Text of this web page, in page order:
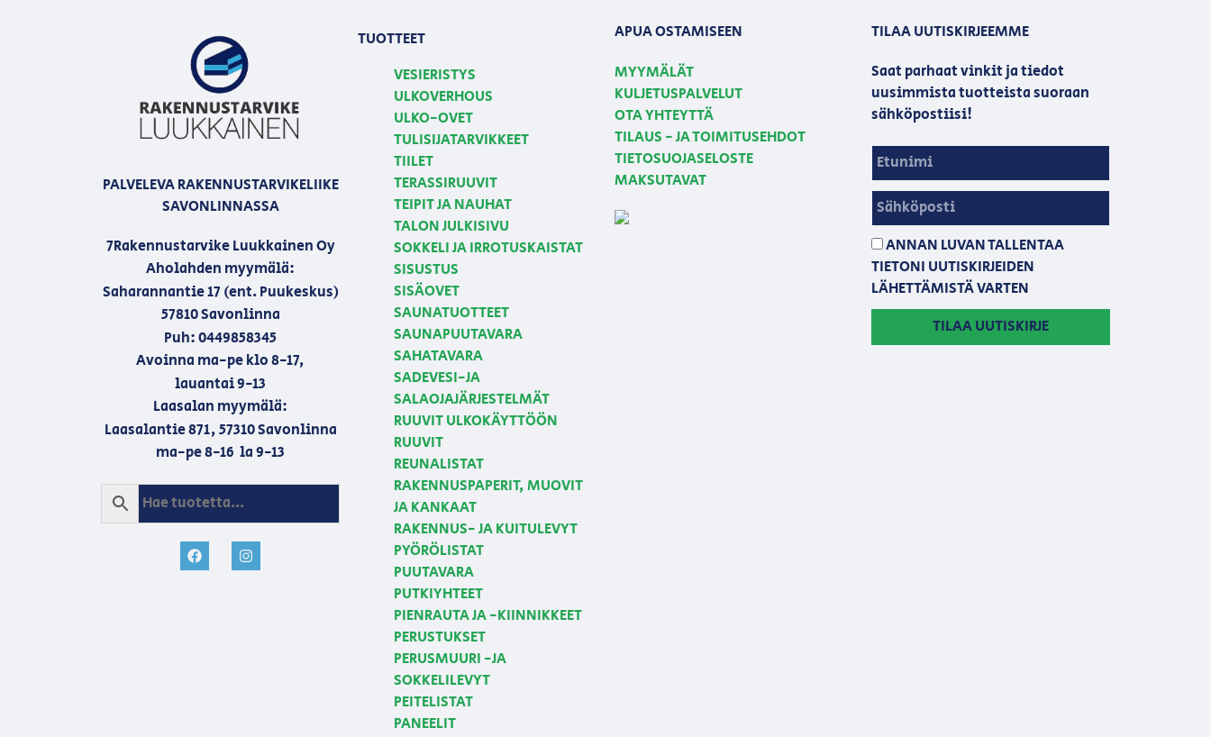
PALVELEVA RAKENNUSTARVIKELIIKE
SAVONLINNASSA
7Rakennustarvike Luukkainen Oy
Aholahden myymälä:
Saharannantie 17 (ent. Puukeskus)
57810 Savonlinna
Puh: 0449858345
Avoinna ma-pe klo 8-17,
lauantai 9-13
Laasalan myymälä:
Laasalantie 871, 57310 Savonlinna
ma-pe 8-16 la 9-13
TUOTTEET
VESIERISTYS
ULKOVERHOUS
ULKO-OVET
TULISIJATARVIKKEET
TIILET
TERASSIRUUVIT
TEIPIT JA NAUHAT
TALON JULKISIVU
SOKKELI JA IRROTUSKAISTAT
SISUSTUS
SISÄOVET
SAUNATUOTTEET
SAUNAPUUTAVARA
SAHATAVARA
SADEVESI-JA
SALAOJAJÄRJESTELMÄT
RUUVIT ULKOKÄYTTÖÖN
RUUVIT
REUNALISTAT
RAKENNUSPAPERIT, MUOVIT
JA KANKAAT
RAKENNUS- JA KUITULEVYT
PYÖRÖLISTAT
PUUTAVARA
PUTKIYHTEET
PIENRAUTA JA -KIINNIKKEET
PERUSTUKSET
PERUSMUURI -JA
SOKKELILEVYT
PEITELISTAT
PANEELIT
APUA OSTAMISEEN
MYYMÄLÄT
KULJETUSPALVELUT
OTA YHTEYTTÄ
TILAUS - JA TOIMITUSEHDOT
TIETOSUOJASELOSTE
MAKSUTAVAT
TILAA UUTISKIRJEEMME
Saat parhaat vinkit ja tiedot
uusimmista tuotteista suoraan
sähköpostiisi!
ANNAN LUVAN TALLENTAA
TIETONI UUTISKIRJEIDEN
LÄHETTÄMISTÄ VARTEN
TILAA UUTISKIRJE